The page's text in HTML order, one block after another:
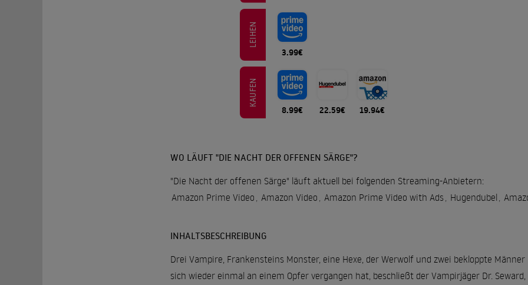
LEIHEN
3.99€
KAUFEN
8.99€ 22.59€ 19.94€
WO LÄUFT "DIE NACHT DER OFFENEN SÄRGE"?
"Die Nacht der offenen Särge" läuft aktuell bei folgenden Streaming-Anbietern:
Amazon Prime Video
Amazon Video Amazon Prime Video with Ads Hugendubel
INHALTSBESCHREIBUNG
Drei Vampire, Frankensteins Monster, eine Hexe, der Werwolf und zwei bekloppte
sich wieder einmal an einem Opfer vergangen hat, beschließt der Vampirjäger Dr.